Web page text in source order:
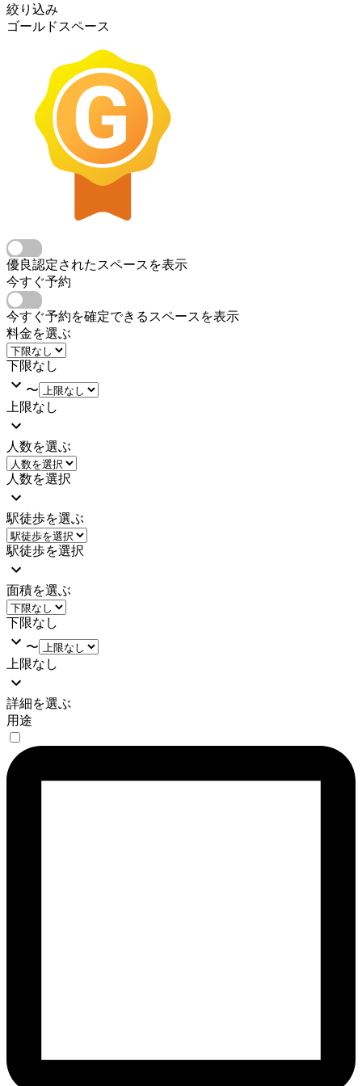
絞り込み
ゴールドスペース
優良認定されたスペースを表示
今すぐ予約
今すぐ予約を確定できるスペースを表示
料金を選ぶ
下限なし
〜
上限なし
人数を選ぶ
人数を選択
駅徒歩を選ぶ
駅徒歩を選択
面積を選ぶ
下限なし
〜
上限なし
詳細を選ぶ
用途